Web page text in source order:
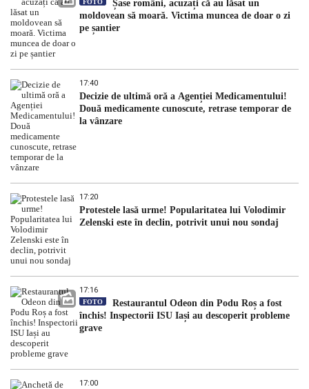
FOTO
Șase români, acuzați că au lăsat un
moldovean să moară. Victima muncea de doar o zi
pe șantier
17:40
Decizie de ultimă oră a Agenției Medicamentului!
Două medicamente cunoscute, retrase temporar de
la vânzare
17:20
Protestele lasă urme! Popularitatea lui Volodimir
Zelenski este în declin, potrivit unui nou sondaj
17:16
FOTO
Restaurantul Odeon din Podu Roș a fost
închis! Inspectorii ISU Iași au descoperit probleme
grave
17:00